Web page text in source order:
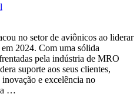
no setor de aviônicos ao liderar
2024. Com uma sólida
pela indústria de MRO
suporte aos seus clientes,
e excelência no
a …